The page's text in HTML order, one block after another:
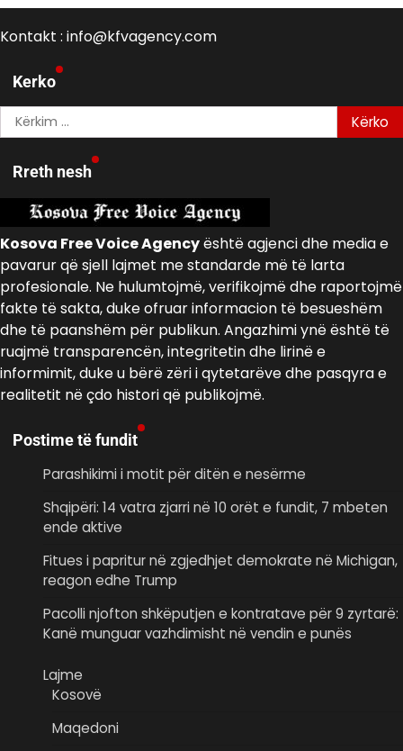
Kontakt : info@kfvagency.com
Kerko
Kërko
për:
Rreth nesh
Kosova Free Voice Agencyështë agjenci dhe media e
pavarur që sjell lajmet me standarde më të larta
profesionale. Ne hulumtojmë, verifikojmë dhe raportojmë
fakte të sakta, duke ofruar informacion të besueshëm
dhe të paanshëm për publikun. Angazhimi ynë është të
ruajmë transparencën, integritetin dhe lirinë e
informimit, duke u bërë zëri i qytetarëve dhe pasqyra e
realitetit në çdo histori që publikojmë.
Postime të fundit
Parashikimi i motit për ditën e nesërme
Shqipëri: 14 vatra zjarri në 10 orët e fundit, 7 mbeten
ende aktive
Fitues i papritur në zgjedhjet demokrate në Michigan,
reagon edhe Trump
Pacolli njofton shkëputjen e kontratave për 9 zyrtarë:
Kanë munguar vazhdimisht në vendin e punës
Lajme
Kosovë
Maqedoni